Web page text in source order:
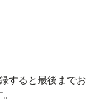
すると最後までお